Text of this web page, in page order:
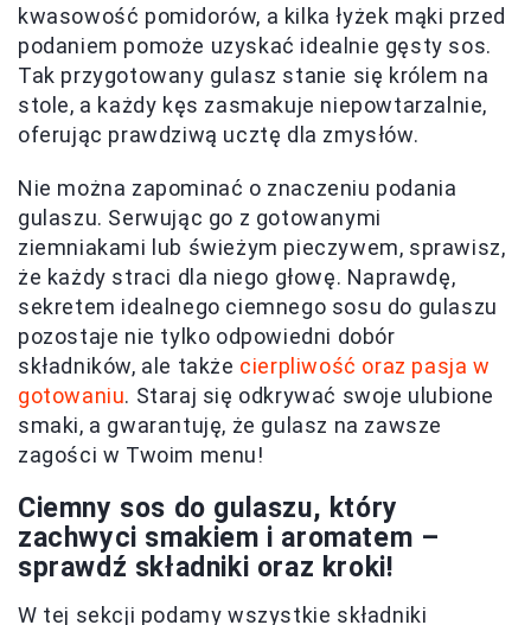
kwasowość pomidorów, a kilka łyżek mąki przed
podaniem pomoże uzyskać idealnie gęsty sos.
Tak przygotowany gulasz stanie się królem na
stole, a każdy kęs zasmakuje niepowtarzalnie,
oferując prawdziwą ucztę dla zmysłów.
Nie można zapominać o znaczeniu podania
gulaszu. Serwując go z gotowanymi
ziemniakami lub świeżym pieczywem, sprawisz,
że każdy straci dla niego głowę. Naprawdę,
sekretem idealnego ciemnego sosu do gulaszu
pozostaje nie tylko odpowiedni dobór
składników, ale także cierpliwość oraz pasja w
gotowaniu. Staraj się odkrywać swoje ulubione
smaki, a gwarantuję, że gulasz na zawsze
zagości w Twoim menu!
Ciemny sos do gulaszu, który
zachwyci smakiem i aromatem –
sprawdź składniki oraz kroki!
W tej sekcji podamy wszystkie składniki